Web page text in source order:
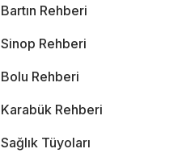
Bartın Rehberi
Sinop Rehberi
Bolu Rehberi
Karabük Rehberi
Sağlık Tüyoları